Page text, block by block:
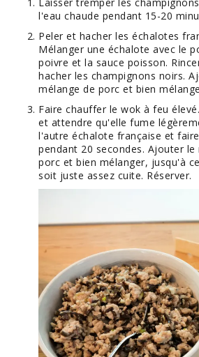
l'eau chaude pendant 15-20
Peler et hacher les échalotes
Mélanger une échalote avec le
poivre et la sauce poisson.
hacher les champignons noirs.
mélange de porc et bien
Faire chauffer le wok à feu
et attendre qu'elle fume
l'autre échalote française et
pendant 20 secondes. Ajouter le
porc et bien mélanger, jusqu'à
soit juste assez cuite. Réserver.